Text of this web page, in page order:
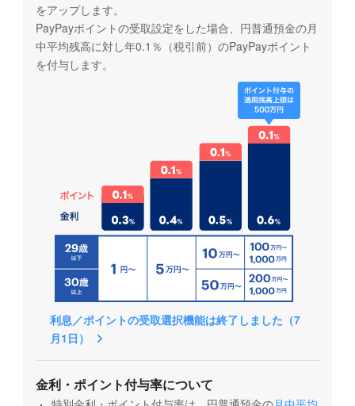
をアップします。
PayPayポイントの受取設定をした場合、円普通預金の月
中平均残高に対し年0.1％（税引前）のPayPayポイント
を付与します。
利息／ポイントの受取選択機能は終了しました（7
月1日）
金利・ポイント付与率について